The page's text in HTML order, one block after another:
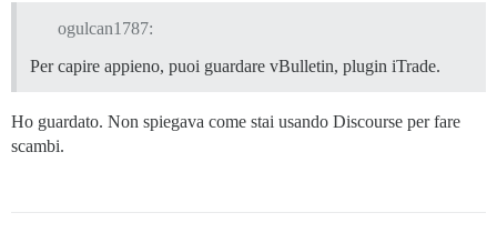
ogulcan1787:
Per capire appieno, puoi guardare vBulletin, plugin iTrade.
Ho guardato. Non spiegava come stai usando Discourse per fare
scambi.